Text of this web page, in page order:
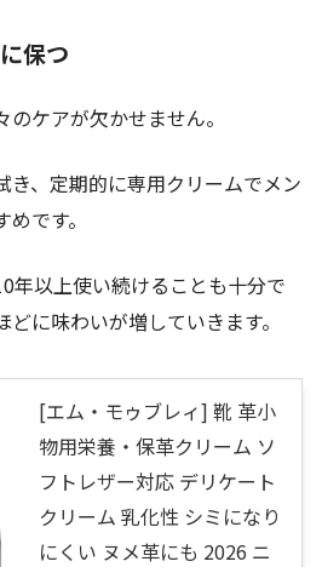
保つ
ケアが欠かせません。
き、定期的に専用クリームでメン
です。
年以上使い続けることも十分で
に味わいが増していきます。
[エム・モゥブレィ] 靴 革小
物用栄養・保革クリーム ソ
フトレザー対応 デリケート
クリーム 乳化性 シミになり
にくい ヌメ革にも 2026 ニ